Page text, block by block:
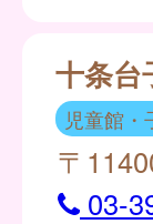
十条台
児童館
〒
03-